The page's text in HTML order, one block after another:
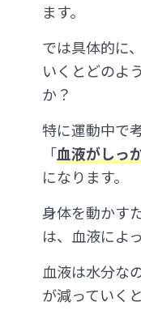
ます。
では具体的に
いくとどのよ
か？
特に運動中で
「血液がしっ
になります。
身体を動かす
は、血液によ
血液は水分な
が減っていく